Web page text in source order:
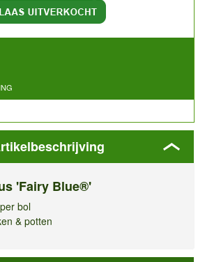
'Fairy Blue®'
bol
& potten
Fairy Blue®is een elegante vaste